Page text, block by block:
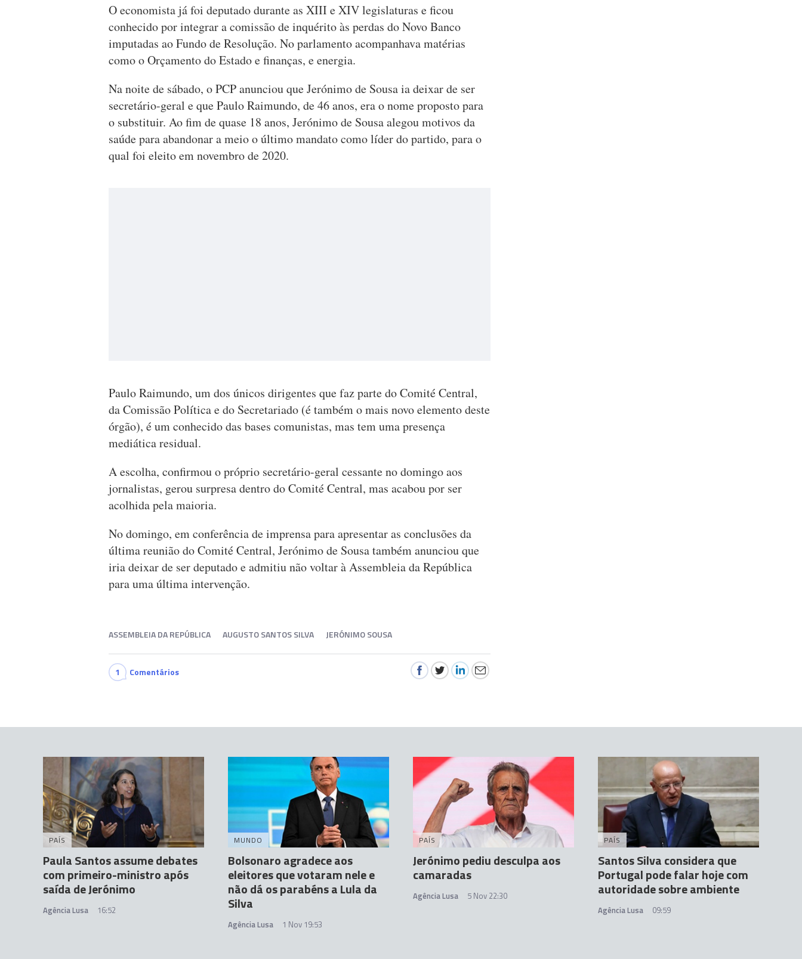
O economista já foi deputado durante as XIII e XIV legislaturas e ficou
conhecido por integrar a comissão de inquérito às perdas do Novo Banco
imputadas ao Fundo de Resolução. No parlamento acompanhava matérias
como o Orçamento do Estado e finanças, e energia.
Na noite de sábado, o PCP anunciou que Jerónimo de Sousa ia deixar de ser
secretário-geral e que Paulo Raimundo, de 46 anos, era o nome proposto para
o substituir. Ao fim de quase 18 anos, Jerónimo de Sousa alegou motivos da
saúde para abandonar a meio o último mandato como líder do partido, para o
qual foi eleito em novembro de 2020.
Paulo Raimundo, um dos únicos dirigentes que faz parte do Comité Central,
da Comissão Política e do Secretariado (é também o mais novo elemento deste
órgão), é um conhecido das bases comunistas, mas tem uma presença
mediática residual.
A escolha, confirmou o próprio secretário-geral cessante no domingo aos
jornalistas, gerou surpresa dentro do Comité Central, mas acabou por ser
acolhida pela maioria.
No domingo, em conferência de imprensa para apresentar as conclusões da
última reunião do Comité Central, Jerónimo de Sousa também anunciou que
iria deixar de ser deputado e admitiu não voltar à Assembleia da República
para uma última intervenção.
ASSEMBLEIA DA REPÚBLICA AUGUSTO SANTOS SILVA JERÓNIMO SOUSA
1 Comentários
PAÍS
Paula Santos assume debates
com primeiro-ministro após
saída de Jerónimo
Agência Lusa 16:52
MUNDO
Bolsonaro agradece aos
eleitores que votaram nele e
não dá os parabéns a Lula da
Silva
Agência Lusa 1 Nov 19:53
PAÍS
Jerónimo pediu desculpa aos
camaradas
Agência Lusa 5 Nov 22:30
PAÍS
Santos Silva considera que
Portugal pode falar hoje com
autoridade sobre ambiente
Agência Lusa 09:59